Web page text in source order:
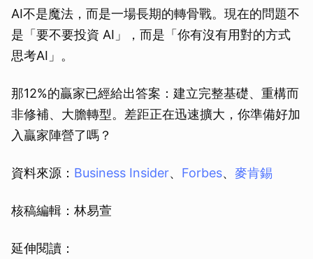
AI不是魔法，而是一場長期的轉骨戰。現在的問題不
是「要不要投資 AI」，而是「你有沒有用對的方式
思考AI」。
那12%的贏家已經給出答案：建立完整基礎、重構而
非修補、大膽轉型。差距正在迅速擴大，你準備好加
入贏家陣營了嗎？
資料來源： Business Insider、 Forbes、 麥肯錫
核稿編輯：林易萱
延伸閱讀：